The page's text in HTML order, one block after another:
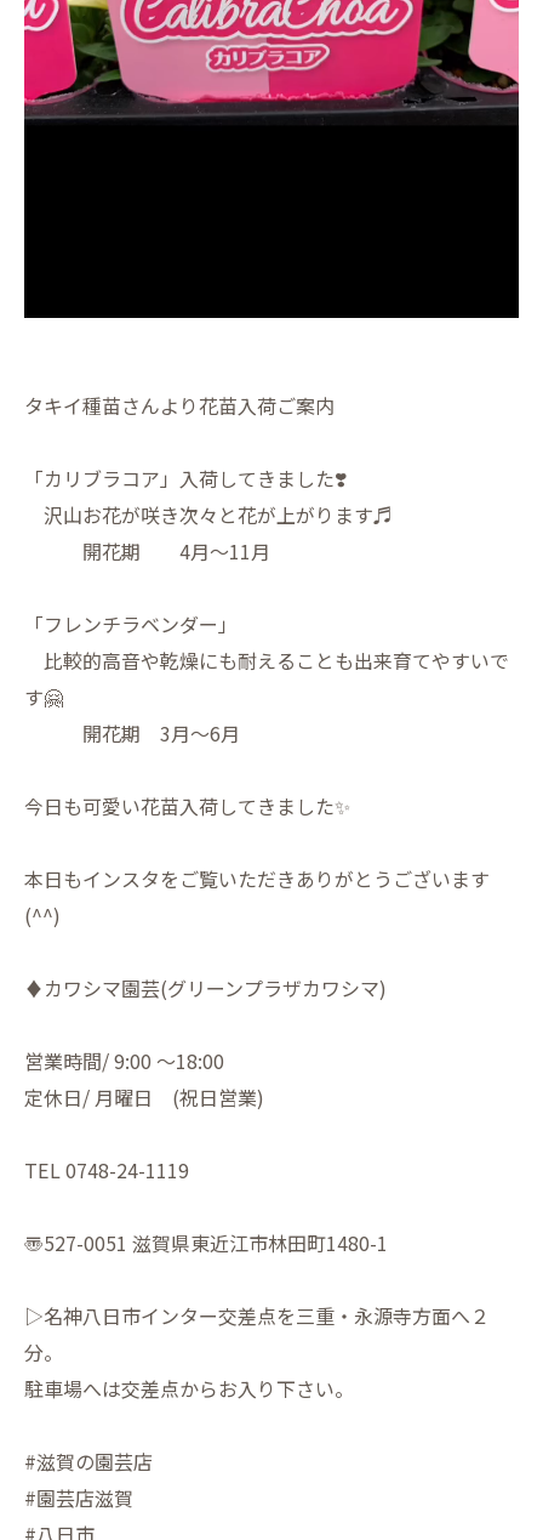
タキイ種苗さんより花苗入荷ご案内
「カリブラコア」入荷してきました❣️
沢山お花が咲き次々と花が上がります♬
開花期 4月〜11月
「フレンチラベンダー」
比較的高音や乾燥にも耐えることも出来育てやすいで
す🤗
開花期 3月〜6月
今日も可愛い花苗入荷してきました✨
本日もインスタをご覧いただきありがとうございます
(^^)
♦︎カワシマ園芸(グリーンプラザカワシマ)
営業時間/ 9:00 〜18:00
定休日/ 月曜日 (祝日営業)
TEL 0748-24-1119
〠527-0051 滋賀県東近江市林田町1480-1
▷名神八日市インター交差点を三重・永源寺方面へ２
分。
駐車場へは交差点からお入り下さい。
#滋賀の園芸店
#園芸店滋賀